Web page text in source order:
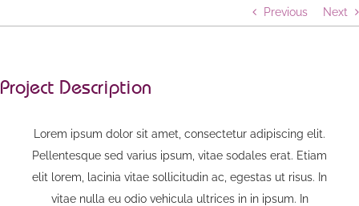
Previous Next
Project Description
Lorem ipsum dolor sit amet, consectetur adipiscing elit.
Pellentesque sed varius ipsum, vitae sodales erat. Etiam
elit lorem, lacinia vitae sollicitudin ac, egestas ut risus. In
vitae nulla eu odio vehicula ultrices in in ipsum. In